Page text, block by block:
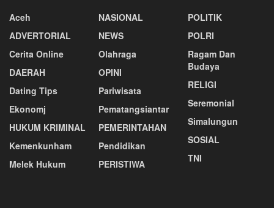
Aceh
ADVERTORIAL
Cerita Online
DAERAH
Dating Tips
Ekonomj
HUKUM KRIMINAL
Kemenkunham
Melek Hukum
NASIONAL
NEWS
Olahraga
OPINI
Pariwisata
Pematangsiantar
PEMERINTAHAN
Pendidikan
PERISTIWA
POLITIK
POLRI
Ragam Dan
Budaya
RELIGI
Seremonial
Simalungun
SOSIAL
TNI